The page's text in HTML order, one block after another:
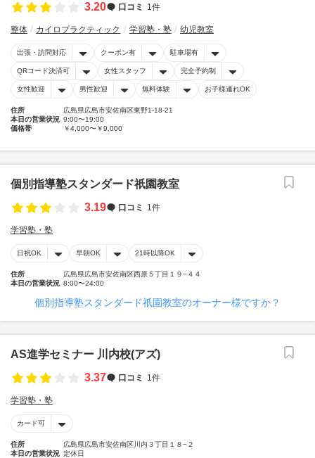
3.20 口コミ 1件
整体 カイロプラクティック 学習塾・塾 幼児教室
出張・訪問対応 クーポン有 駐車場有
QRコード決済可 女性スタッフ 完全予約制
女性歓迎 男性歓迎 無料体験 お子様連れOK
住所
広島県広島市安佐南区東野1-18-21
本日の営業状況 9:00〜19:00
価格帯
￥4,000〜￥9,000
個別指導塾スタンダード祇園教室
3.19
口コミ 1件
学習塾・塾
日祝OK 早朝OK 21時以降OK
住所
広島県広島市安佐南区西原５丁目１９−４４
本日の営業状況 8:00〜24:00
個別指導塾スタンダード祇園教室のオーナー様ですか？
AS進学セミナー 川内校(アズ)
3.37
口コミ 1件
学習塾・塾
カード可
住所
広島県広島市安佐南区川内３丁目１８−２
本日の営業状況 定休日